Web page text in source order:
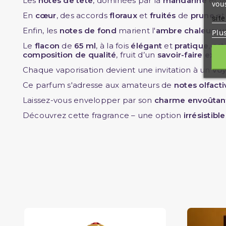
En cœur, des accordsflorauxet fruités de pruneet
Enfin, les notes de fond marient l'ambre
Le flacon de 65 ml, à la fois élégant et pratique ,
composition de qualité, fruit d’un savoir-faire
Chaque vaporisation devient une invitation à un
Ce parfum s'adresse aux amateurs de notes
Laissez-vous envelopper par son charme
Découvrez cette fragrance – une option irrésistible
site